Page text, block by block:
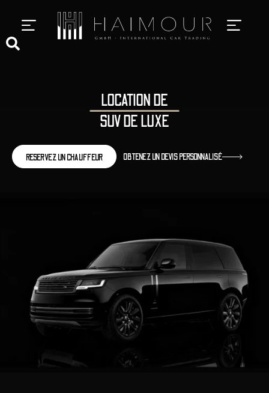
LOCATION DE
SUV DE LUXE
RESERVEZ UN CHAUFFEUR OBTENEZ UN DEVIS PERSONNALISÉ